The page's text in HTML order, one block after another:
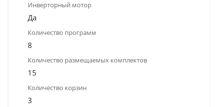
Инверторный мотор
Да
Количество программ
8
Количество размещаемых комплектов
15
Количество корзин
3